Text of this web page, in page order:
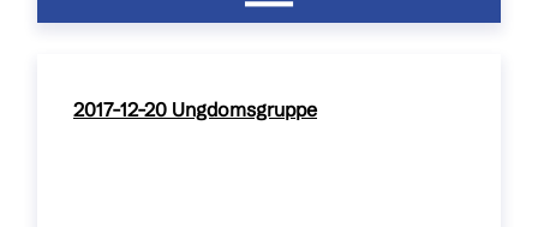
2017-12-20 Ungdomsgruppe